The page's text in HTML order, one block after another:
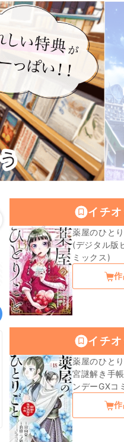
イチ
薬屋のひと
(デジタル版
ミックス)
イチ
薬屋のひと
宮謎解き手
ンデーGXコ